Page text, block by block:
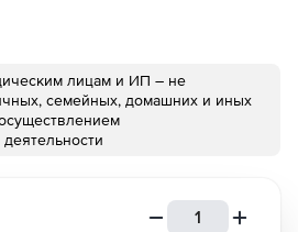
лицам и ИП – не
семейных, домашних и иных